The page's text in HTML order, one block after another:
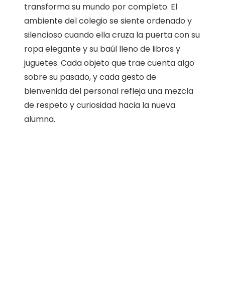
transforma su mundo por completo. El
ambiente del colegio se siente ordenado y
silencioso cuando ella cruza la puerta con su
ropa elegante y su baúl lleno de libros y
juguetes. Cada objeto que trae cuenta algo
sobre su pasado, y cada gesto de
bienvenida del personal refleja una mezcla
de respeto y curiosidad hacia la nueva
alumna.